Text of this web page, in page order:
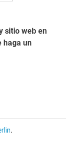
sitio web en
haga un
.